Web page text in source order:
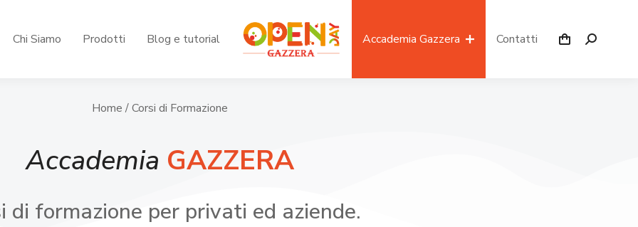
Chi Siamo Prodotti Blog e tutorial Accademia Gazzera Contatti
Home / Corsi di Formazione
Accademia GAZZERA
di formazione per privati ed aziende.